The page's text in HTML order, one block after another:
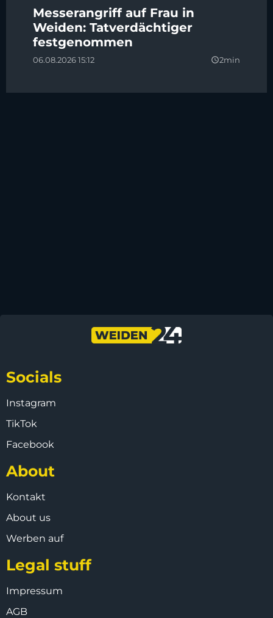
Messerangriff auf Frau in
Weiden: Tatverdächtiger
festgenommen
06.08.2026 15:12 query_builder2min
Socials
Instagram
TikTok
Facebook
About
Kontakt
About us
Werben auf
Legal stuff
Impressum
AGB